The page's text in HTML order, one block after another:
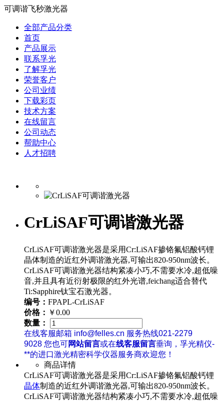
可调谐飞秒激光器
全部产品分类
首页
产品展示
联系孚光
了解孚光
荣誉客户
公司业绩
下载彩页
技术方案
在线留言
公司动态
帮助中心
人才招聘
CrLiSAF可调谐激光器
CrLiSAF可调谐激光器是采用Cr:LiSAF掺铬氟铝酸钙锂
晶体制造的近红外调谐激光器,可输出820-950nm波长。
CrLiSAF可调谐激光器结构紧凑小巧,不需要水冷,超低噪
音,并且具有近衍射极限的红外光谱,feichang适合替代
Ti:Sapphire钛宝石激光器。
编号： FPAPL-CrLiSAF
价格： ￥0.00
数量：
在线客服邮箱 info@felles.cn 服务热线021-2279
9028 您也可网站留言或在线客服留言垂询，孚光精仪-
**的进口激光精密科学仪器服务商欢迎您！
商品详情
CrLiSAF可调谐激光器是采用Cr:LiSAF掺铬氟铝酸钙锂
晶体制造的近红外调谐激光器,可输出820-950nm波长。
CrLiSAF可调谐激光器结构紧凑小巧,不需要水冷,超低噪